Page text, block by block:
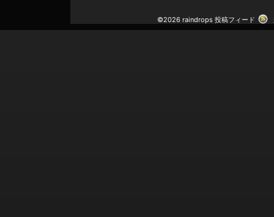
©2026 raindrops 投稿フィード